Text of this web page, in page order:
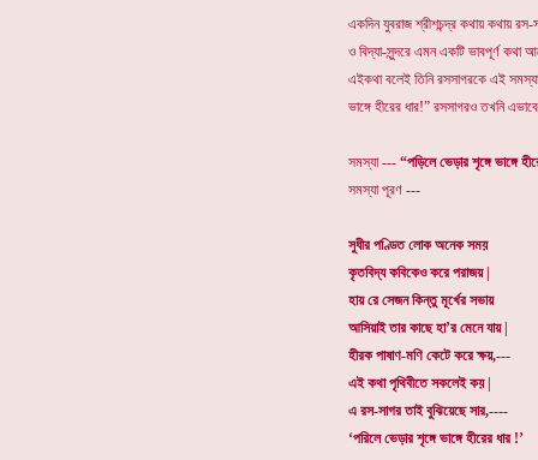
একদিন যুবরাজ শ্রীশচন্দ্র কথায় কথায়
ও বিদ্যা-সুন্দরে এমন একটি ভাবপূর্ণ
এইকথা বলেই তিনি রসসাগরকে এই
ভাঙ্গে হীরের ধার!” রসসাগরও তখনি
সমস্যা --- “পড়িলে ভেড়ার শৃঙ্গে ভাঙ্গে
সমস্যা পূরণ ---
সুধীর পণ্ডিত লোক অনেক সময়
কৃতবিদ্য কবিকেও করে পরাজয় |
হায় রে সেজন কিন্তু মূর্খের সভায়
আসিয়াই তার কাছে হা’র মেনে যায় |
হীরক পাষাণ-মণি কেটে করে ক্ষয়,---
এই কথা পৃথিবীতে সকলেই কয় |
এ রস-সাগর তাই বুঝিয়েছে সার,----
‘পরিলে ভেড়ার শৃঙ্গে ভাঙ্গে হীরের ধার !’